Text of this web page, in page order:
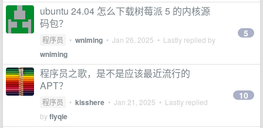
ubuntu 24.04 怎么下载树莓派 5 的内核源
码包？
程序员 • wniming • Jan 26, 2025 • Lastly replied by
wniming
5
程序员之歌，是不是应该最近流行的
APT？
程序员 • kisshere • Jan 21, 2025 • Lastly replied
byflyqie
10